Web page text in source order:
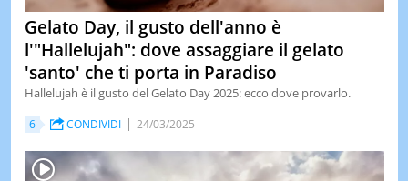
&
DI
OGGI
Gelato Day, il gusto dell'anno è
l'"Hallelujah": dove assaggiare il gelato
'santo' che ti porta in Paradiso
Hallelujah è il gusto del Gelato Day 2025: ecco dove provarlo.
6 CONDIVIDI 24/03/2025